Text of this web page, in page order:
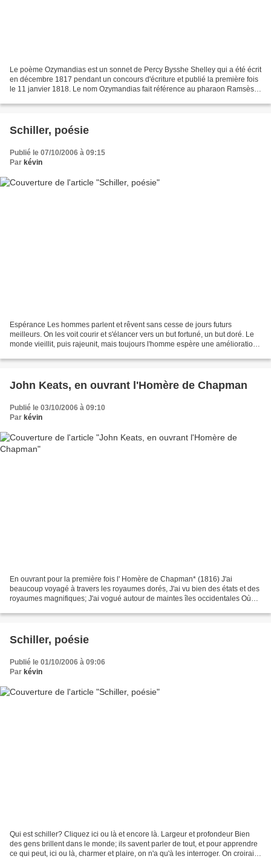
Le poème Ozymandias est un sonnet de Percy Bysshe Shelley qui a été écrit
en décembre 1817 pendant un concours d'écriture et publié la première fois
le 11 janvier 1818. Le nom Ozymandias fait référence au pharaon Ramsès II.
Schiller, poésie
Publié le 07/10/2006 à 09:15
Par kévin
Espérance Les hommes parlent et rêvent sans cesse de jours futurs
meilleurs. On les voit courir et s'élancer vers un but fortuné, un but doré. Le
monde vieillit, puis rajeunit, mais toujours l'homme espère une amélioration.
John Keats, en ouvrant l'Homère de Chapman
Publié le 03/10/2006 à 09:10
Par kévin
En ouvrant pour la première fois l' Homère de Chapman* (1816) J'ai
beaucoup voyagé à travers les royaumes dorés, J'ai vu bien des états et des
royaumes magnifiques; J'ai vogué autour de maintes îles occidentales Où
Schiller, poésie
Publié le 01/10/2006 à 09:06
Par kévin
Qui est schiller? Cliquez ici ou là et encore là. Largeur et profondeur Bien
des gens brillent dans le monde; ils savent parler de tout, et pour apprendre
ce qui peut, ici ou là, charmer et plaire, on n'a qu'à les interroger. On croirait,